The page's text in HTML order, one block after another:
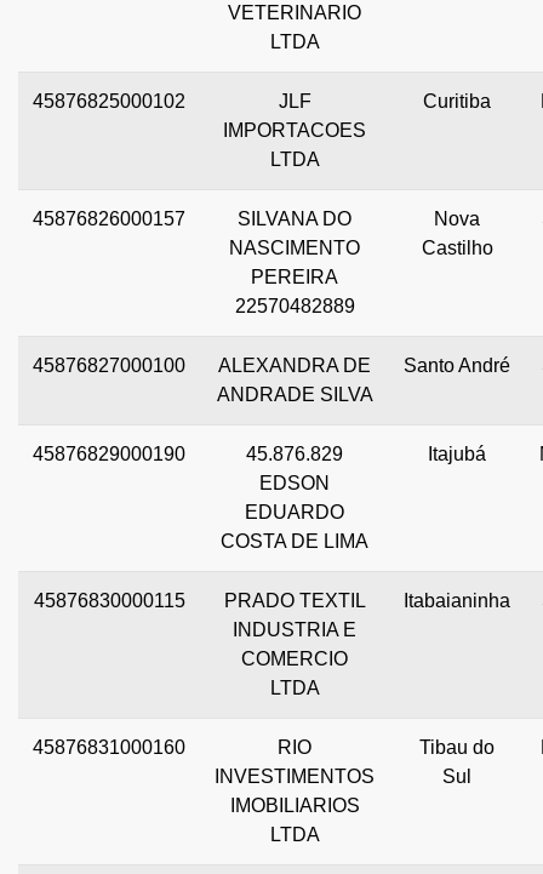
VETERINARIO
LTDA
45876825000102
JLF
IMPORTACOES
LTDA
Curitiba
45876826000157
SILVANA DO
NASCIMENTO
PEREIRA
22570482889
Nova
Castilho
45876827000100
ALEXANDRA DE
ANDRADE SILVA
Santo André
45876829000190
45.876.829
EDSON
EDUARDO
COSTA DE LIMA
Itajubá
45876830000115
PRADO TEXTIL
INDUSTRIA E
COMERCIO
LTDA
Itabaianinha
45876831000160
RIO
INVESTIMENTOS
IMOBILIARIOS
LTDA
Tibau do
Sul